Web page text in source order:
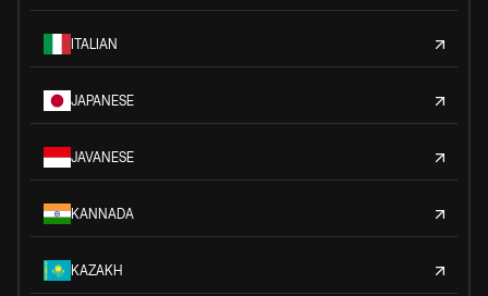
ITALIAN
JAPANESE
JAVANESE
KANNADA
KAZAKH